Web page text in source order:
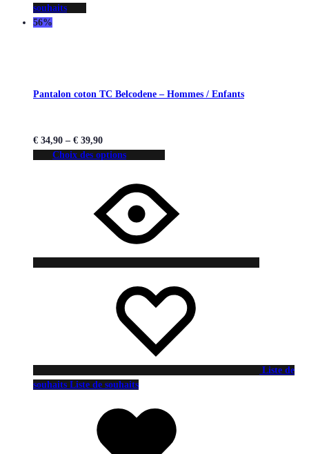
souhaits
56%
Pantalon coton TC Belcodene – Hommes / Enfants
€ 34,90 – € 39,90
Choix des options
Liste de
souhaits Liste de souhaits